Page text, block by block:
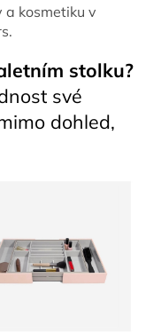
a kosmetiku v
stolku?
své
dohled,